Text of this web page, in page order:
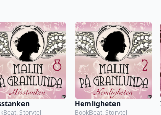
Storytel
Hemligheten
BookBeat, Storytel